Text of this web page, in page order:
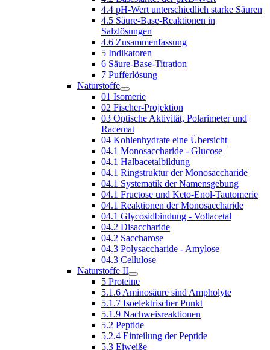
4.4 pH-Wert unterschiedlich starke Säuren
4.5 Säure-Base-Reaktionen in
Salzlösungen
4.6 Zusammenfassung
5 Indikatoren
6 Säure-Base-Titration
7 Pufferlösung
Naturstoffe
01 Isomerie
02 Fischer-Projektion
03 Optische Aktivität, Polarimeter und
Racemat
04 Kohlenhydrate eine Übersicht
04.1 Monosaccharide - Glucose
04.1 Halbacetalbildung
04.1 Ringstruktur der Monosaccharide
04.1 Systematik der Namensgebung
04.1 Fructose und Keto-Enol-Tautomerie
04.1 Reaktionen der Monosaccharide
04.1 Glycosidbindung - Vollacetal
04.2 Disaccharide
04.2 Saccharose
04.3 Polysaccharide - Amylose
04.3 Cellulose
Naturstoffe II
5 Proteine
5.1.6 Aminosäure sind Ampholyte
5.1.7 Isoelektrischer Punkt
5.1.9 Nachweisreaktionen
5.2 Peptide
5.2.4 Einteilung der Peptide
5.3 Eiweiße